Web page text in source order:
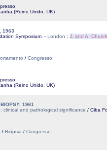
(Reino Unido, UK)
1963
Symposium. - London : J. and A.
/ Congresso
(Reino Unido, UK)
1961
clinical and pathological significance / Ciba
/ Biópsia / Congresso